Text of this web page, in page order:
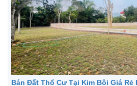
Bán Đất Thổ Cư Tại Kim Bôi Giá Rẻ